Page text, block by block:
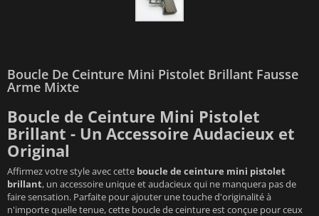
Boucle De Ceinture Mini Pistolet Brillant Fausse
Arme Mixte
Boucle de Ceinture Mini Pistolet
Brillant - Un Accessoire Audacieux et
Original
Affirmez votre style avec cette boucle de ceinture mini pistolet
brillant, un accessoire unique et audacieux qui ne manquera pas de
faire sensation. Parfaite pour ajouter une touche d'originalité à
n'importe quelle tenue, cette boucle de ceinture est conçue pour ceux